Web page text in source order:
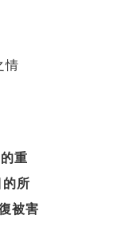
情
重
所
被害